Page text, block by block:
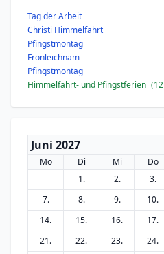
Tag der Arbeit
Christi Himmelfahrt
Pfingstmontag
Fronleichnam
Pfingstmontag
Himmelfahrt- und Pfingstferien (12
Juni 2027
Mo Di Mi Do
1.
2. 3.
7.
8. 9. 10.
14.
15. 16. 17.
21.
22. 23. 24.